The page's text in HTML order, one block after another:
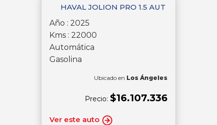
HAVAL JOLION PRO 1.5 AUT
Año : 2025
Kms : 22000
Automática
Gasolina
Ubicado en Los Ángeles
Precio: $16.107.336
Ver este auto